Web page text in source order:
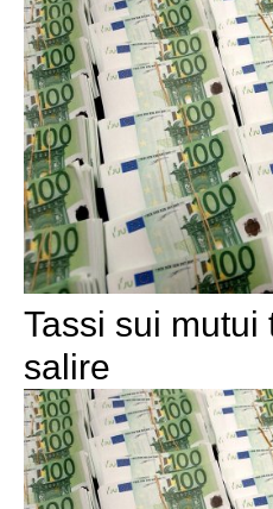
Tassi sui mutui
salire